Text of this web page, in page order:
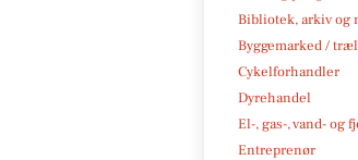
Bibliotek, arkiv og
Byggemarked /
Cykelforhandler
Dyrehandel
El-, gas-, vand- og
Entreprenør